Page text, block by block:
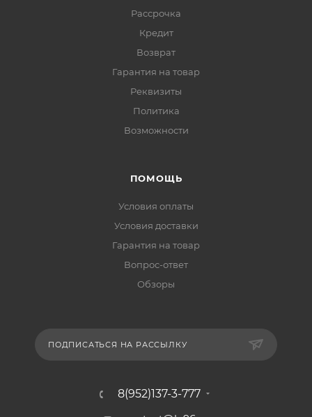
Рассрочка
Кредит
Возврат
Гарантия на товар
Реквизиты
Политика
Возможности
ПОМОЩЬ
Условия оплаты
Условия доставки
Гарантия на товар
Вопрос-ответ
Обзоры
ПОДПИСАТЬСЯ НА РАССЫЛКУ
8(952)137-3-777